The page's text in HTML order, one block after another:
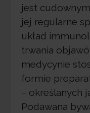
jest
jej regularne
układ
trwania
medycynie
formie
– określanych
Podawana